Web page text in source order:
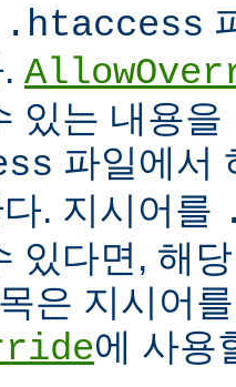
.htaccess
있는 내용
파일에서
. 지시어를
있다면, 해
은 지시어
에 사용